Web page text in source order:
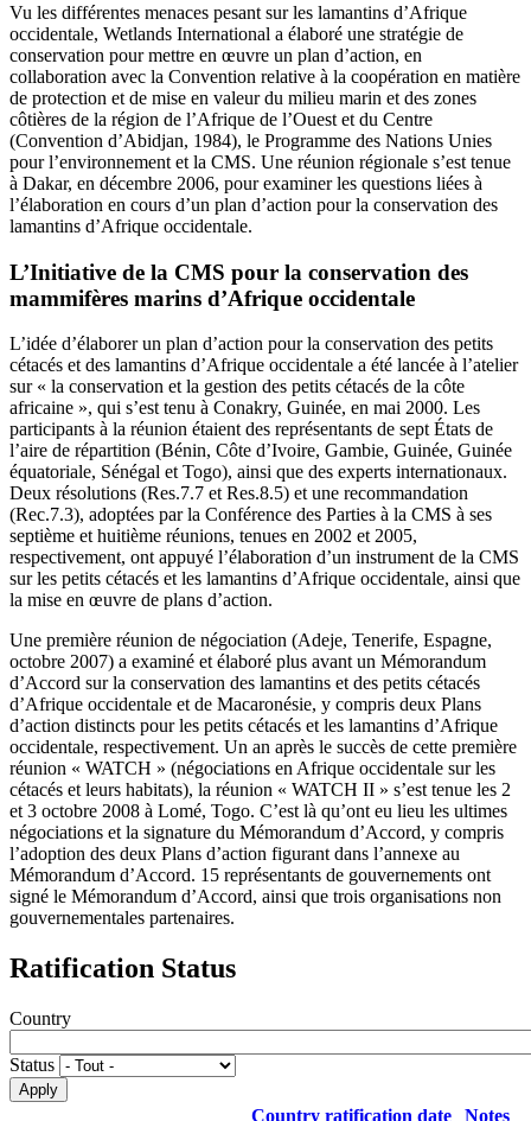
Vu les différentes menaces pesant sur les lamantins d’Afrique
occidentale, Wetlands International a élaboré une stratégie de
conservation pour mettre en œuvre un plan d’action, en
collaboration avec la Convention relative à la coopération en matière
de protection et de mise en valeur du milieu marin et des zones
côtières de la région de l’Afrique de l’Ouest et du Centre
(Convention d’Abidjan, 1984), le Programme des Nations Unies
pour l’environnement et la CMS. Une réunion régionale s’est tenue
à Dakar, en décembre 2006, pour examiner les questions liées à
l’élaboration en cours d’un plan d’action pour la conservation des
lamantins d’Afrique occidentale.
L’Initiative de la CMS pour la conservation des
mammifères marins d’Afrique occidentale
L’idée d’élaborer un plan d’action pour la conservation des petits
cétacés et des lamantins d’Afrique occidentale a été lancée à l’atelier
sur « la conservation et la gestion des petits cétacés de la côte
africaine », qui s’est tenu à Conakry, Guinée, en mai 2000. Les
participants à la réunion étaient des représentants de sept États de
l’aire de répartition (Bénin, Côte d’Ivoire, Gambie, Guinée, Guinée
équatoriale, Sénégal et Togo), ainsi que des experts internationaux.
Deux résolutions (Res.7.7 et Res.8.5) et une recommandation
(Rec.7.3), adoptées par la Conférence des Parties à la CMS à ses
septième et huitième réunions, tenues en 2002 et 2005,
respectivement, ont appuyé l’élaboration d’un instrument de la CMS
sur les petits cétacés et les lamantins d’Afrique occidentale, ainsi que
la mise en œuvre de plans d’action.
Une première réunion de négociation (Adeje, Tenerife, Espagne,
octobre 2007) a examiné et élaboré plus avant un Mémorandum
d’Accord sur la conservation des lamantins et des petits cétacés
d’Afrique occidentale et de Macaronésie, y compris deux Plans
d’action distincts pour les petits cétacés et les lamantins d’Afrique
occidentale, respectivement. Un an après le succès de cette première
réunion « WATCH » (négociations en Afrique occidentale sur les
cétacés et leurs habitats), la réunion « WATCH II » s’est tenue les 2
et 3 octobre 2008 à Lomé, Togo. C’est là qu’ont eu lieu les ultimes
négociations et la signature du Mémorandum d’Accord, y compris
l’adoption des deux Plans d’action figurant dans l’annexe au
Mémorandum d’Accord. 15 représentants de gouvernements ont
signé le Mémorandum d’Accord, ainsi que trois organisations non
gouvernementales partenaires.
Ratification Status
Country
Status
Country ratification date Notes